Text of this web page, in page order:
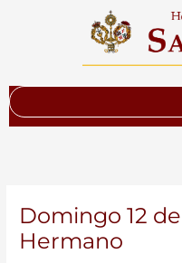
Domingo 12
Hermano